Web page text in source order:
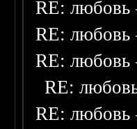
RE: любовь
RE: любовь
RE: любовь
RE:
RE: любовь